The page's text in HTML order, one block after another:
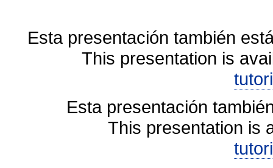
Esta presentación también
This presentation is
Esta presentación
This presentation is